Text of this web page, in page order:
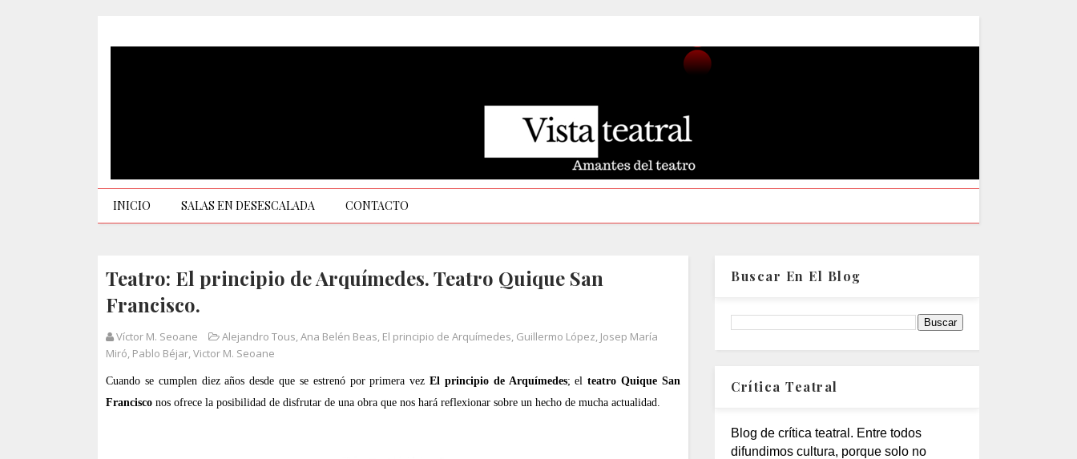
INICIO SALAS EN DESESCALADA CONTACTO
Teatro: El principio de Arquímedes. Teatro Quique San
Francisco.
Víctor M. Seoane Alejandro Tous,Ana Belén Beas, El principio de Arquímedes, Guillermo López, Josep María
Miró, Pablo Béjar,Victor M. Seoane
Cuando se cumplen diez años desde que se estrenó por primera vezEl principio de Arquímedes; elteatro Quique San
Francisco nos ofrece la posibilidad de disfrutar de una obra que nos hará reflexionar sobre un hecho de mucha actualidad.
Buscar En El Blog
Crítica Teatral
Blog de crítica teatral. Entre todos
difundimos cultura, porque solo no